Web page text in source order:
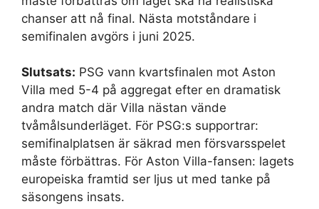
chanser att nå final. Nästa motståndare i
semifinalen avgörs i juni 2025.
Slutsats: PSG vann kvartsfinalen mot Aston
Villa med 5-4 på aggregat efter en dramatisk
andra match där Villa nästan vände
tvåmålsunderläget. För PSG:s supportrar:
semifinalplatsen är säkrad men försvarsspelet
måste förbättras. För Aston Villa-fansen: lagets
europeiska framtid ser ljus ut med tanke på
säsongens insats.